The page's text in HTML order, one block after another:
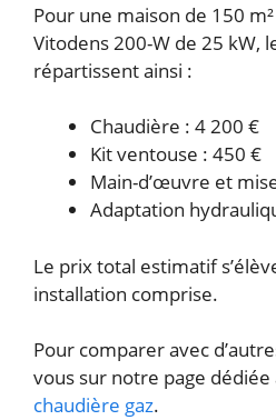
Pour une maison de 150
Vitodens 200-W de 25 kW,
répartissent ainsi :
Chaudière : 4 200 €
Kit ventouse : 450 €
Main-d’œuvre et
Adaptation
Le prix total estimatif
installation comprise.
Pour comparer avec
vous sur notre page dédiée
chaudière gaz.